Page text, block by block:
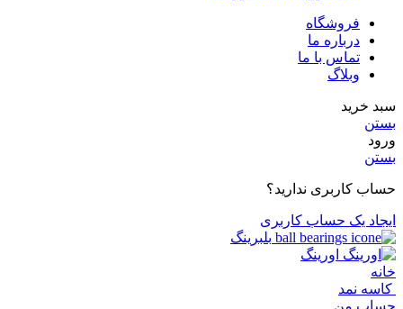
فروشگاه
درباره ما
تماس با ما
وبلاگ
سبد خرید
بستن
ورود
بستن
حساب کاربری ندارید؟
ایجاد یک حساب کاربری
بلبرینگ
اورینگ
خانه
کاسه نمد
حساب من